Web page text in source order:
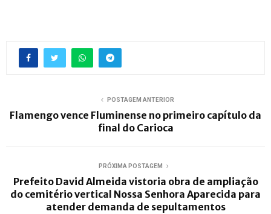
POSTAGEM ANTERIOR
Flamengo vence Fluminense no primeiro capítulo da
final do Carioca
PRÓXIMA POSTAGEM
Prefeito David Almeida vistoria obra de ampliação
do cemitério vertical Nossa Senhora Aparecida para
atender demanda de sepultamentos